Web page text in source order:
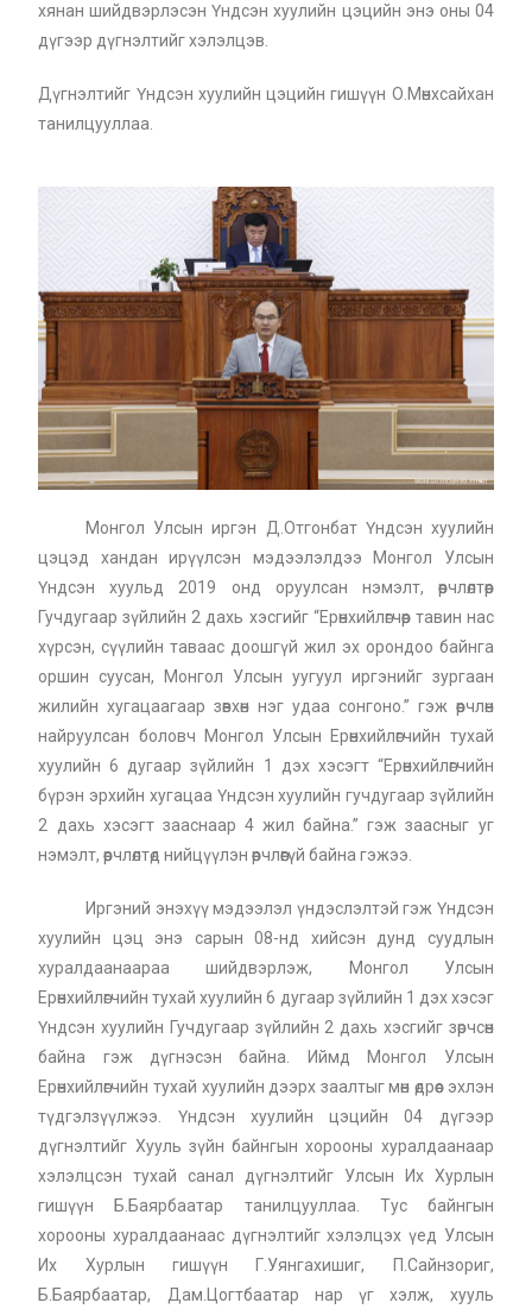
хянан шийдвэрлэсэн Үндсэн хуулийн цэцийн энэ оны 04
дүгээр дүгнэлтийг хэлэлцэв.
Дүгнэлтийг Үндсэн хуулийн цэцийн гишүүн О.Мөнхсайхан
танилцууллаа.
Монгол Улсын иргэн Д.Отгонбат Үндсэн хуулийн
цэцэд хандан ирүүлсэн мэдээлэлдээ Монгол Улсын
Үндсэн хуульд 2019 онд оруулсан нэмэлт, өөрчлөлтөөр
Гучдугаар зүйлийн 2 дахь хэсгийг “Ерөнхийлөгчөөр тавин нас
хүрсэн, сүүлийн таваас доошгүй жил эх орондоо байнга
оршин суусан, Монгол Улсын уугуул иргэнийг зургаан
жилийн хугацаагаар зөвхөн нэг удаа сонгоно.” гэж өөрчлөн
найруулсан боловч Монгол Улсын Ерөнхийлөгчийн тухай
хуулийн 6 дугаар зүйлийн 1 дэх хэсэгт “Ерөнхийлөгчийн
бүрэн эрхийн хугацаа Үндсэн хуулийн гучдугаар зүйлийн
2 дахь хэсэгт зааснаар 4 жил байна.” гэж заасныг уг
нэмэлт, өөрчлөлтөд нийцүүлэн өөрчлөөгүй байна гэжээ.
Иргэний энэхүү мэдээлэл үндэслэлтэй гэж Үндсэн
хуулийн цэц энэ сарын 08-нд хийсэн дунд суудлын
хуралдаанаараа шийдвэрлэж, Монгол Улсын
Ерөнхийлөгчийн тухай хуулийн 6 дугаар зүйлийн 1 дэх хэсэг
Үндсэн хуулийн Гучдугаар зүйлийн 2 дахь хэсгийг зөрчсөн
байна гэж дүгнэсэн байна. Иймд Монгол Улсын
Ерөнхийлөгчийн тухай хуулийн дээрх заалтыг мөн өдрөөс эхлэн
түдгэлзүүлжээ. Үндсэн хуулийн цэцийн 04 дүгээр
дүгнэлтийг Хууль зүйн байнгын хорооны хуралдаанаар
хэлэлцсэн тухай санал дүгнэлтийг Улсын Их Хурлын
гишүүн Б.Баярбаатар танилцууллаа. Тус байнгын
хорооны хуралдаанаас дүгнэлтийг хэлэлцэх үед Улсын
Их Хурлын гишүүн Г.Уянгахишиг, П.Сайнзориг,
Б.Баярбаатар, Дам.Цогтбаатар нар үг хэлж, хууль